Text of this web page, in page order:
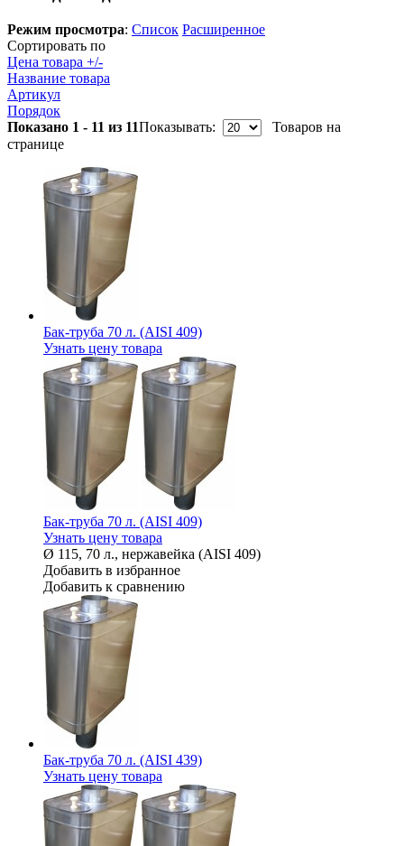
Режим просмотра: Список Расширенное
Сортировать по
Цена товара +/-
Название товара
Артикул
Порядок
Показано 1 - 11 из 11Показывать:
Товаров на
странице
Бак-труба 70 л. (AISI 409)
Узнать цену товара
Бак-труба 70 л. (AISI 409)
Узнать цену товара
Ø 115, 70 л., нержавейка (AISI 409)
Добавить в избранное
Добавить к сравнению
Бак-труба 70 л. (AISI 439)
Узнать цену товара